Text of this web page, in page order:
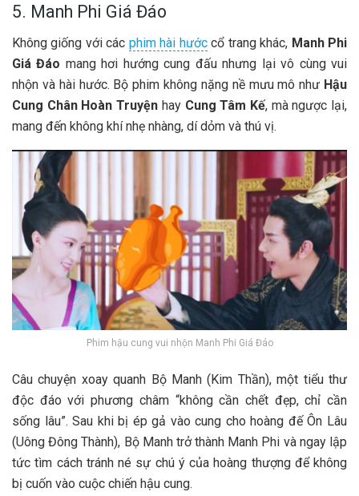
5. Manh Phi Giá Đáo
Không giống với các phim hài hướccổ trang khác, Manh Phi
Giá Đáo mang hơi hướng cung đấu nhưng lại vô cùng vui
nhộn và hài hước. Bộ phim không nặng nề mưu mô như Hậu
Cung Chân Hoàn Truyện hay Cung Tâm Kế, mà ngược lại,
mang đến không khí nhẹ nhàng, dí dỏm và thú vị.
Phim hậu cung vui nhộn Manh Phi Giá Đáo
Câu chuyện xoay quanh Bộ Manh (Kim Thần), một tiểu thư
độc đáo với phương châm “không cần chết đẹp, chỉ cần
sống lâu”. Sau khi bị ép gả vào cung cho hoàng đế Ôn Lâu
(Uông Đông Thành), Bộ Manh trở thành Manh Phi và ngay lập
tức tìm cách tránh né sự chú ý của hoàng thượng để không
bị cuốn vào cuộc chiến hậu cung.